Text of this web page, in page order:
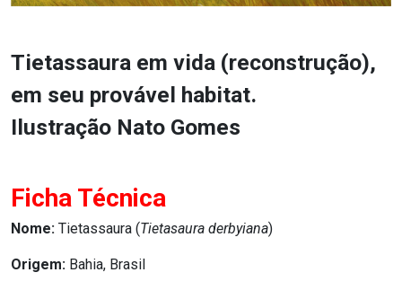
Tietassaura em vida (reconstrução),
em seu provável habitat.
Ilustração Nato Gomes
Ficha Técnica
Nome: Tietassaura (Tietasaura derbyiana)
Origem: Bahia, Brasil